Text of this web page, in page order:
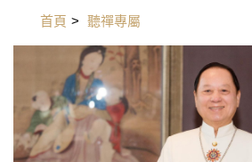
首頁 > 聽禪專屬